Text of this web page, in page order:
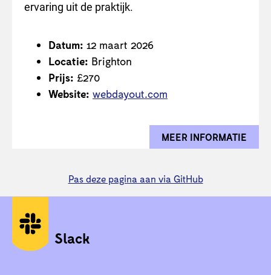
ervaring uit de praktijk.
Datum: 12 maart 2026
Locatie: Brighton
Prijs: £270
Website: webdayout.com
MEER INFORMATIE
Pas deze pagina aan via GitHub
Sociale media
Slack